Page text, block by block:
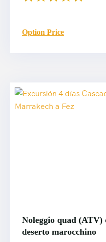
Option Price
Noleggio quad (ATV)
deserto marocchino